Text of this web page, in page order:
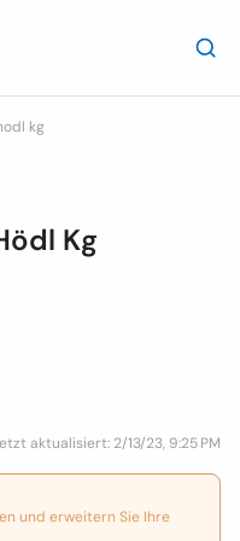
kg
Kg
aktualisiert: 2/13/23, 9:25 PM
und erweitern Sie Ihre